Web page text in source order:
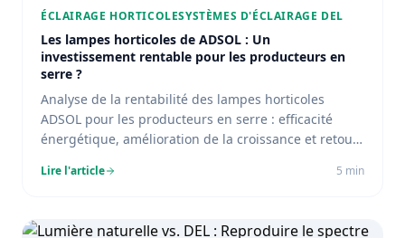
ÉCLAIRAGE HORTICOLESYSTÈMES D'ÉCLAIRAGE DEL
Les lampes horticoles de ADSOL : Un
investissement rentable pour les producteurs en
serre ?
Analyse de la rentabilité des lampes horticoles
ADSOL pour les producteurs en serre : efficacité
énergétique, amélioration de la croissance et retour
Lire l'article 5 min